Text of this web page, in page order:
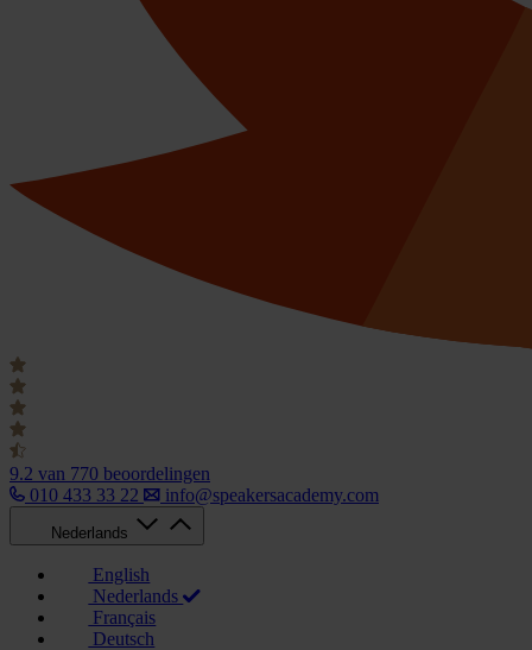
9.2 van 770 beoordelingen
010 433 33 22
info@speakersacademy.com
Nederlands
English
Nederlands
Français
Deutsch